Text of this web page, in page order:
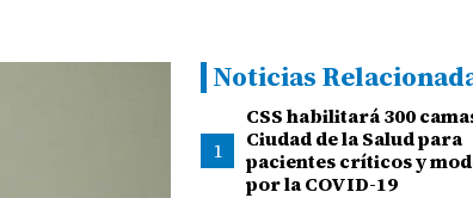
Noticias
1
CSS habilitará 300
Ciudad de la Salud para
pacientes críticos y
por la COVID-19